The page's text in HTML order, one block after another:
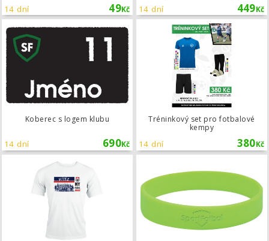
49Kč
14 dní 449Kč
14 dní
Koberec s logem klubu
690Kč
14 dní
Koberec s logem klubu
Tréninkový set pro fotbalové
kempy
380Kč
14 dní